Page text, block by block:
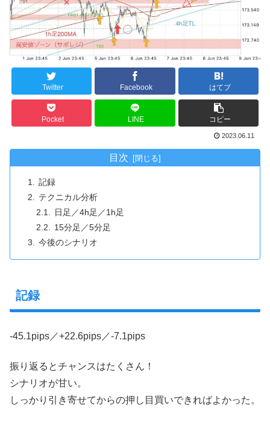
Twitter Facebook はてブ
Pocket LINE コピー
2023.06.11
目次
記録
テクニカル分析
日足／4h足／1h足
15分足／5分足
今後のシナリオ
記録
-45.1pips／+22.6pips／-7.1pips
振り返るとチャンスはたくさん！
シナリオが甘い。
しっかり引き寄せてからの押し目買いできればよかった。